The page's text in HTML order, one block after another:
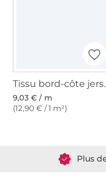
Tissu
9,03 € / m
(12,90 € / 1 m²)
Plus